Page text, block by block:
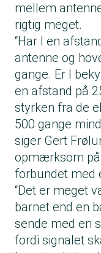
mellem
rigtig meget.
“Har I en
antenne og
gange. Er I
en afstand på
styrken fra de
500 gange
siger Gert
opmærksom
forbundet med
“Det er meget
barnet end en
sende med en
fordi signalet